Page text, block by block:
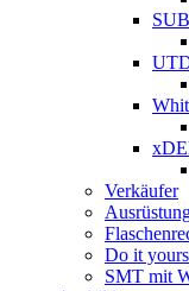
Verkäufer
Do it
SMT mit